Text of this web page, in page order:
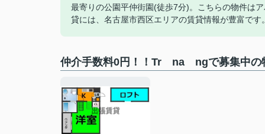
最寄りの公園平仲街園(徒歩7分)。こちらの物件は
貸には、名古屋市西区エリアの賃貸情報が豊富で
仲介手数料0円！！Tr na ngで募集中の